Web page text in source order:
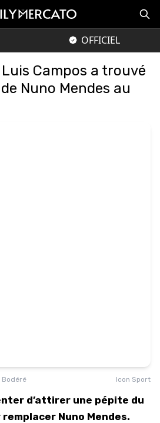
OFFICIEL
Luis Campos a trouvé
Nuno Mendes au
Bodéré Icon Sport
d’attirer une pépite du
Nuno Mendes.